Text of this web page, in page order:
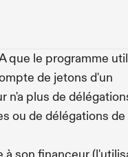
que le programme
de jetons d'un
n'a plus de
ou de délégations de